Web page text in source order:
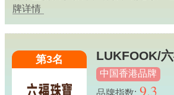
牌详情
第3名 LUKFOOK/
中国香港品牌
品牌指数: 9.3